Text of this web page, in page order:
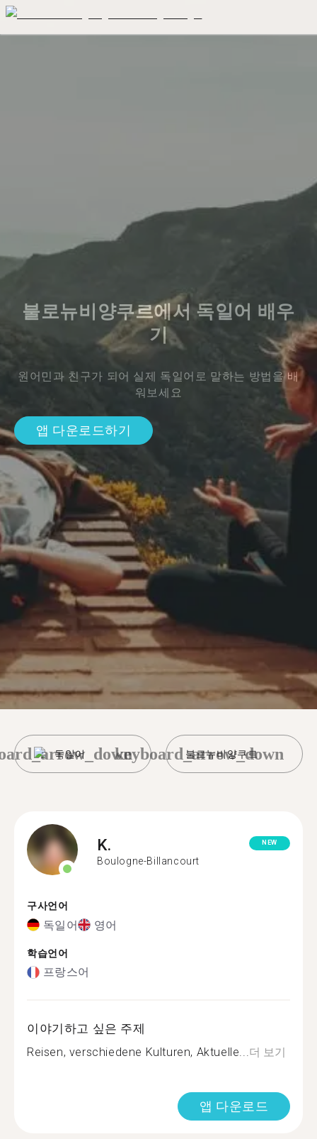
불로뉴비양쿠르에서 독일어 배우
기
원어민과 친구가 되어 실제 독일어로 말하는 방법을 배
워보세요
앱 다운로드하기
독일어 불로뉴비양쿠르
keyboard_arrow_down
K.
Boulogne-Billancourt
NEW
구사언어
독일어 영어
학습언어
프랑스어
이야기하고 싶은 주제
Reisen, verschiedene Kulturen, Aktuelle...더 보기
앱 다운로드